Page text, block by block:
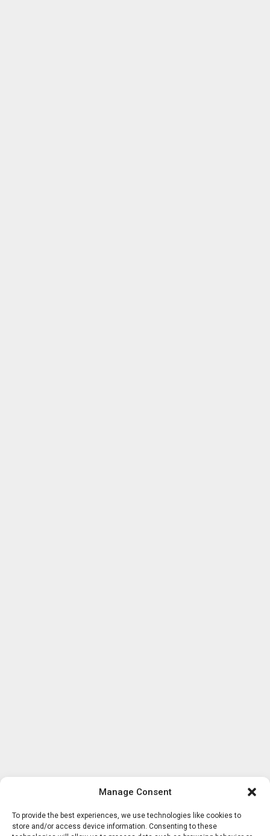
Manage Consent
To provide the best experiences, we use technologies like cookies to
store and/or access device information. Consenting to these